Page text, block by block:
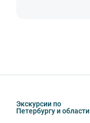
Экскурсии по
Петербургу и области